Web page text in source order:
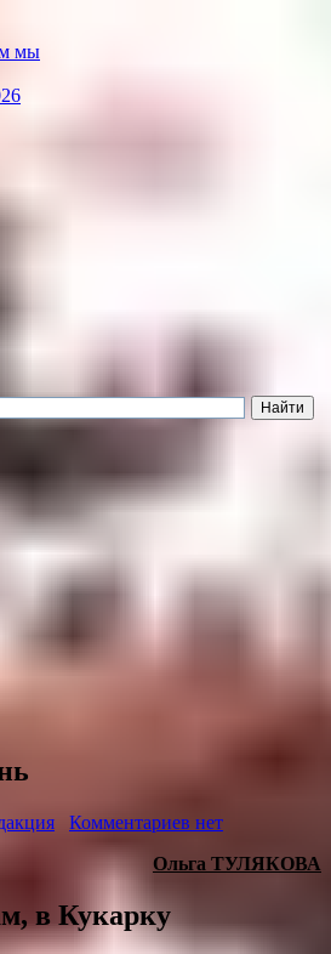
мы
Комментариев нет
Ольга ТУЛЯКОВА
в Кукарку